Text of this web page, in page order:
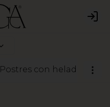
Postres con helado